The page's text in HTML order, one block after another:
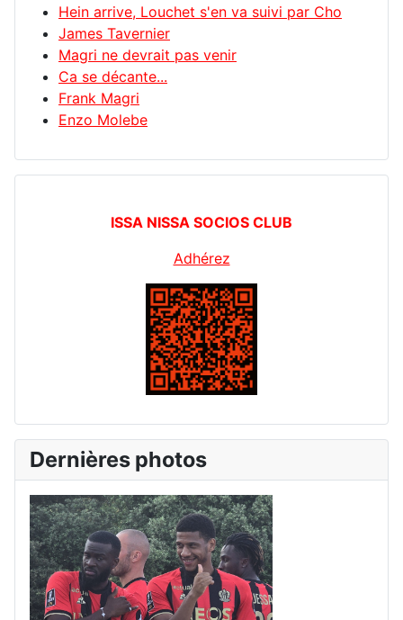
Hein arrive, Louchet s'en va suivi par Cho
James Tavernier
Magri ne devrait pas venir
Ca se décante...
Frank Magri
Enzo Molebe
ISSA NISSA SOCIOS CLUB
Adhérez
Dernières photos